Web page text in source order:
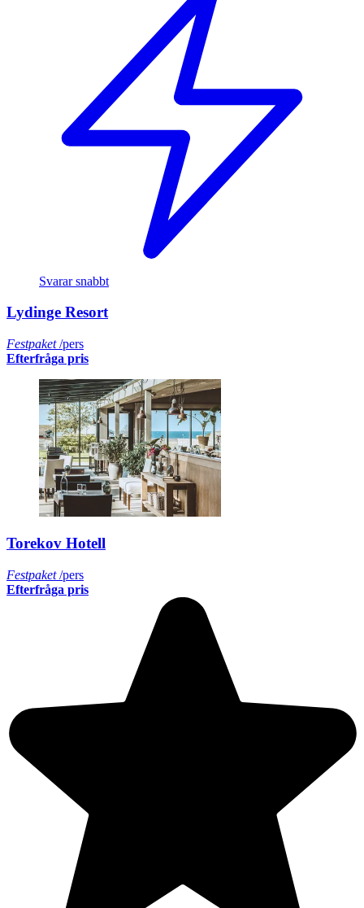
Svarar snabbt
Lydinge Resort
Festpaket/pers
Efterfråga pris
Torekov Hotell
Festpaket/pers
Efterfråga pris